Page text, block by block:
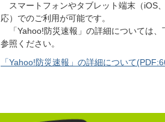
スマートフォンやタブレット端末（iOS
応）でのご利用が可能です。
「Yahoo!防災速報」の詳細については、
参照ください。
「Yahoo!防災速報」の詳細について